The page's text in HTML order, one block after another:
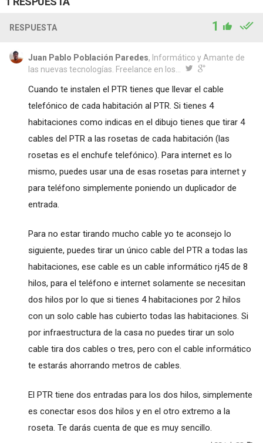
RESPUESTA 1
Juan Pablo Población Paredes, Informático y Amante de
las nuevas tecnologías. Freelance en los...
Cuando te instalen el PTR tienes que llevar el cable
telefónico de cada habitación al PTR. Si tienes 4
habitaciones como indicas en el dibujo tienes que tirar 4
cables del PTR a las rosetas de cada habitación (las
rosetas es el enchufe telefónico). Para internet es lo
mismo, puedes usar una de esas rosetas para internet y
para teléfono simplemente poniendo un duplicador de
entrada.
Para no estar tirando mucho cable yo te aconsejo lo
siguiente, puedes tirar un único cable del PTR a todas las
habitaciones, ese cable es un cable informático rj45 de 8
hilos, para el teléfono e internet solamente se necesitan
dos hilos por lo que si tienes 4 habitaciones por 2 hilos
con un solo cable has cubierto todas las habitaciones. Si
por infraestructura de la casa no puedes tirar un solo
cable tira dos cables o tres, pero con el cable informático
te estarás ahorrando metros de cables.
El PTR tiene dos entradas para los dos hilos, simplemente
es conectar esos dos hilos y en el otro extremo a la
roseta. Te darás cuenta de que es muy sencillo.